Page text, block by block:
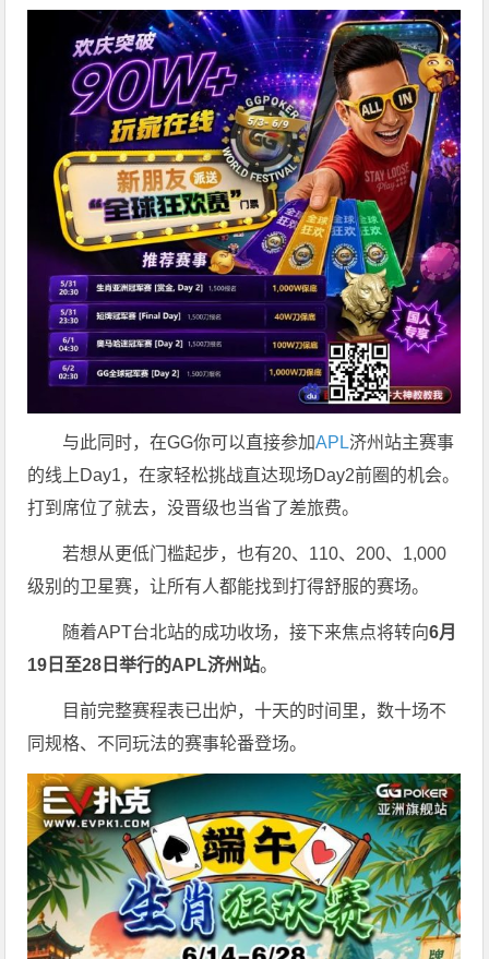
与此同时，在GG你可以直接参加APL济州站主赛事
的线上Day1，在家轻松挑战直达现场Day2前圈的机会。
打到席位了就去，没晋级也当省了差旅费。
若想从更低门槛起步，也有20、110、200、1,000
级别的卫星赛，让所有人都能找到打得舒服的赛场。
随着APT台北站的成功收场，接下来焦点将转向6月
19 日至28 日举行的APL济州站。
目前完整赛程表已出炉，十天的时间里，数十场不
同规格、不同玩法的赛事轮番登场。